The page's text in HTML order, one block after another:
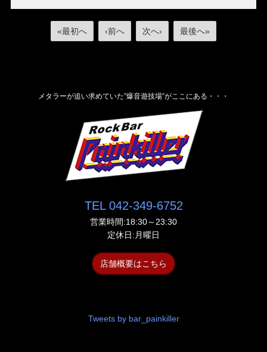
«最初へ ‹前へ 次へ› 最後へ»
メタラーが追い求めていた”爆音遊技場”がここにある・・・
TEL 042-349-6752
営業時間:18:30～23:30
定休日:月曜日
店舗概要はこちら
Tweets by bar_painkiller